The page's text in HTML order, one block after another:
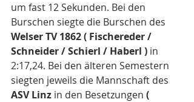
um fast 12 Sekunden. Bei den
Burschen siegte die Burschen des
Welser TV 1862 ( Fischereder /
Schneider / Schierl / Haberl ) in
2:17,24. Bei den älteren Semestern
siegten jeweils die Mannschaft des
ASV Linz in den Besetzungen (